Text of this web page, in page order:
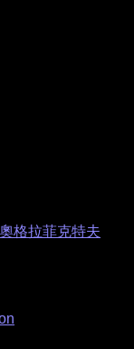
格拉菲克特夫